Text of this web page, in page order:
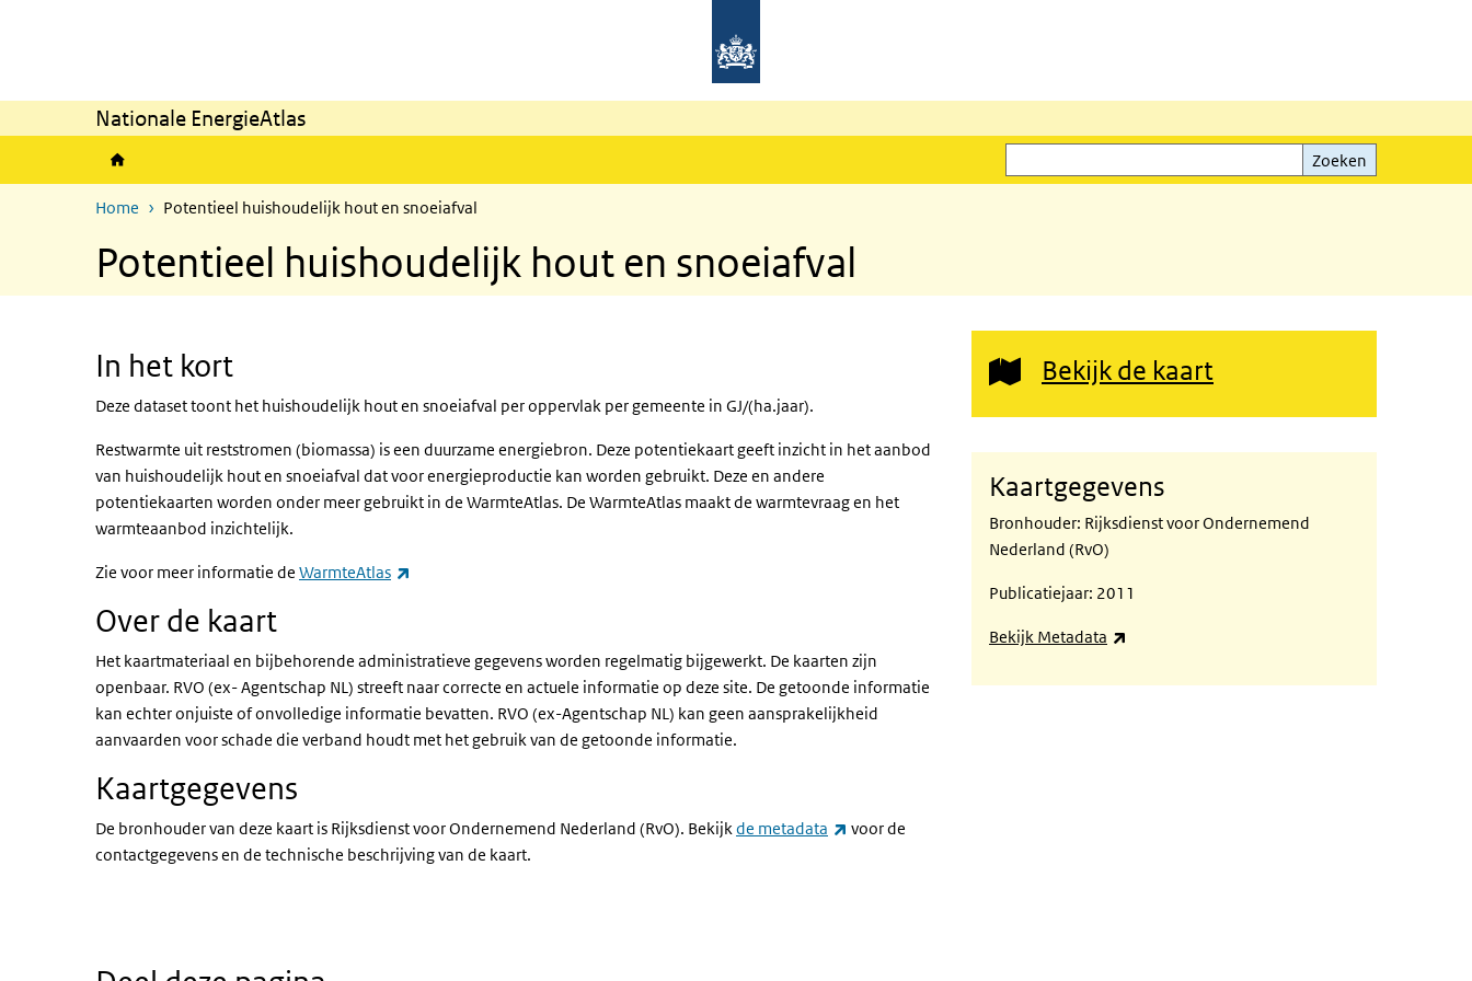
Nationale EnergieAtlas
Zoeken
Zoeken
Home Potentieel huishoudelijk hout en snoeiafval
Potentieel huishoudelijk hout en snoeiafval
In het kort
Deze dataset toont het huishoudelijk hout en snoeiafval per oppervlak per gemeente in GJ/(ha.jaar).
Restwarmte uit reststromen (biomassa) is een duurzame energiebron. Deze potentiekaart geeft inzicht in het aanbod
van huishoudelijk hout en snoeiafval dat voor energieproductie kan worden gebruikt. Deze en andere
potentiekaarten worden onder meer gebruikt in de WarmteAtlas. De WarmteAtlas maakt de warmtevraag en het
warmteaanbod inzichtelijk.
Zie voor meer informatie de WarmteAtlas
Over de kaart
Het kaartmateriaal en bijbehorende administratieve gegevens worden regelmatig bijgewerkt. De kaarten zijn
openbaar. RVO (ex- Agentschap NL) streeft naar correcte en actuele informatie op deze site. De getoonde informatie
kan echter onjuiste of onvolledige informatie bevatten. RVO (ex-Agentschap NL) kan geen aansprakelijkheid
aanvaarden voor schade die verband houdt met het gebruik van de getoonde informatie.
Kaartgegevens
De bronhouder van deze kaart is Rijksdienst voor Ondernemend Nederland (RvO). Bekijkde metadata (externe link)
voor de
contactgegevens en de technische beschrijving van de kaart.
Bekijk de kaart
Kaartgegevens
Bronhouder: Rijksdienst voor Ondernemend
Nederland (RvO)
Publicatiejaar: 2011
Bekijk Metadata